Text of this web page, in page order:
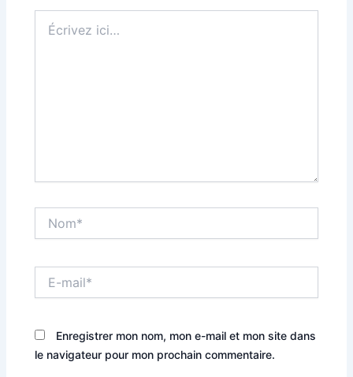
ici…
mail*
Enregistrer mon nom, mon e-mail et mon site dans
le navigateur pour mon prochain commentaire.